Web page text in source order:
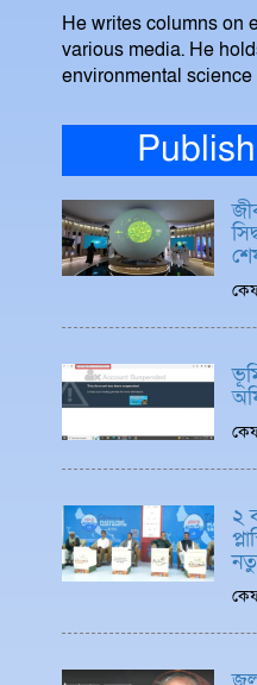
He writes columns on
various media. He
environmental
২